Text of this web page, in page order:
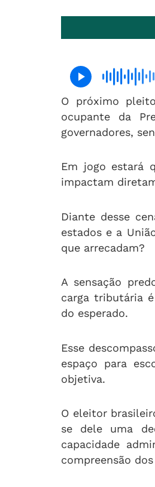
O próximo
ocupante da
governadores,
Em jogo estará
impactam
Diante desse
estados e a
que arrecadam?
A sensação
carga tributária
do esperado.
Esse
espaço para
objetiva.
O eleitor
se dele uma
capacidade
compreensão